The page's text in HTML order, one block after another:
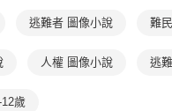
人進行分期帳單所需資料之確認、
款，請詳閱以下連結： https://
https://
技股份有限公司提供之「AFTEE
股份有限公司。
逃難者 圖像小說 難
人權 圖像小說 逃
歲